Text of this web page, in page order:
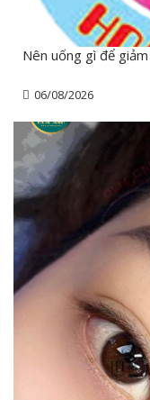
Nên uống gì để
06/08/2026